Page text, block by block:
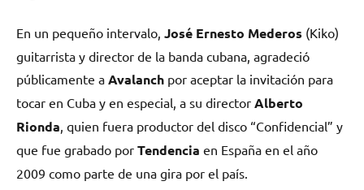
En un pequeño intervalo, José Ernesto Mederos (Kiko)
guitarrista y director de la banda cubana, agradeció
públicamente a Avalanch por aceptar la invitación para
tocar en Cuba y en especial, a su director Alberto
Rionda , quien fuera productor del disco “Confidencial” y
que fue grabado por Tendencia en España en el año
2009 como parte de una gira por el país.